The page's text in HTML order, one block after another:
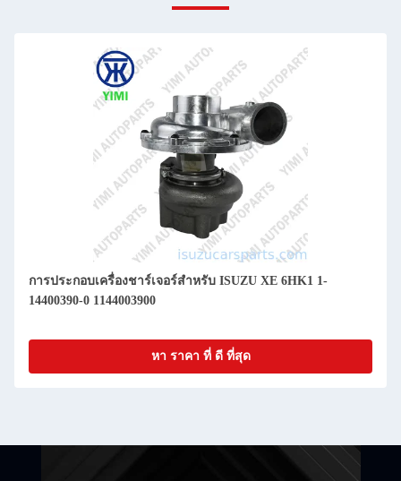
การประกอบเครื่องชาร์เจอร์สําหรับ ISUZU XE 6HK1 1-
14400390-0 1144003900
หา ราคา ที่ ดี ที่สุด